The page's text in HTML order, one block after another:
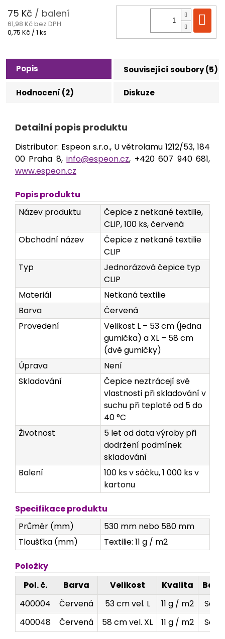
75 Kč / balení
61,98 Kč bez DPH
Měrná
0,75 Kč / 1 ks
Popis Související soubory (5)
Hodnocení (2) Diskuze
Detailní popis produktu
Distributor: Espeon s.r.o., U větrolamu 1212/53, 184
00 Praha 8,info@espeon.cz, +420 607 940 681,
www.espeon.cz
Popis produktu
Název produktu
Čepice z netkané textilie,
CLIP, 100 ks, červená
Obchodní název
Čepice z netkané textilie
CLIP
Typ
Jednorázová čepice typ
CLIP
Materiál
Netkaná textilie
Barva
Červená
Provedení
Velikost L – 53 cm (jedna
gumička) a XL – 58 cm
(dvě gumičky)
Úprava
Není
Skladování
Čepice neztrácejí své
vlastnosti při skladování v
suchu při teplotě od 5 do
40 °C
Životnost
5 let od data výroby při
dodržení podmínek
skladování
Balení
100 ks v sáčku, 1 000 ks v
kartonu
Specifikace produktu
Průměr (mm)
530 mm nebo 580 mm
Tloušťka (mm)
Textilie: 11 g / m2
Položky
Pol. č.
Barva Velikost Kvalita
400004
Červená 53 cm vel. L 11 g / m2
400048
Červená 58 cm vel. XL 11 g / m2